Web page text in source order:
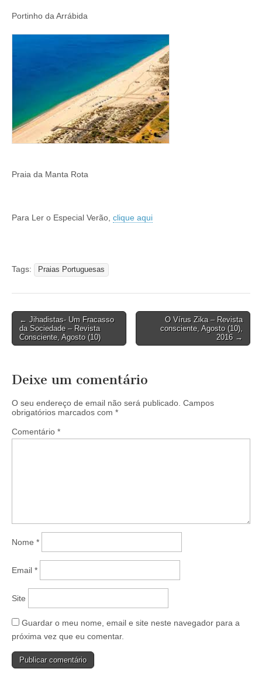
Portinho da Arrábida
Praia da Manta Rota
Para Ler o Especial Verão, clique aqui
Tags: Praias Portuguesas
Post
navigation
← Jihadistas- Um Fracasso
da Sociedade – Revista
Consciente, Agosto (10)
O Vírus Zika – Revista
consciente, Agosto (10),
2016 →
Deixe um comentário
O seu endereço de email não será publicado. Campos
obrigatórios marcados com *
Comentário *
Nome *
Email *
Site
Guardar o meu nome, email e site neste navegador para a
próxima vez que eu comentar.